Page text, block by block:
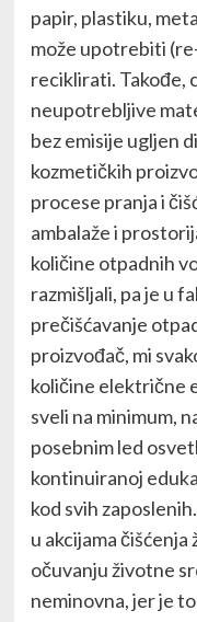
papir, plastiku,
može upotrebiti
reciklirati. Takođe,
neupotrebljive
bez emisije ugljen
kozmetičkih
procese pranja i
ambalaže i
količine otpadnih
razmišljali, pa je u
prečišćavanje
proizvođač, mi
količine električne
sveli na minimum,
posebnim led
kontinuiranoj
kod svih
u akcijama
očuvanju životne
neminovna, jer je